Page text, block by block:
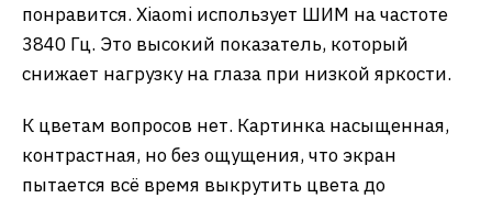
понравится. Xiaomi использует ШИМ на частоте
3840 Гц. Это высокий показатель, который
снижает нагрузку на глаза при низкой яркости.
К цветам вопросов нет. Картинка насыщенная,
контрастная, но без ощущения, что экран
пытается всё время выкрутить цвета до